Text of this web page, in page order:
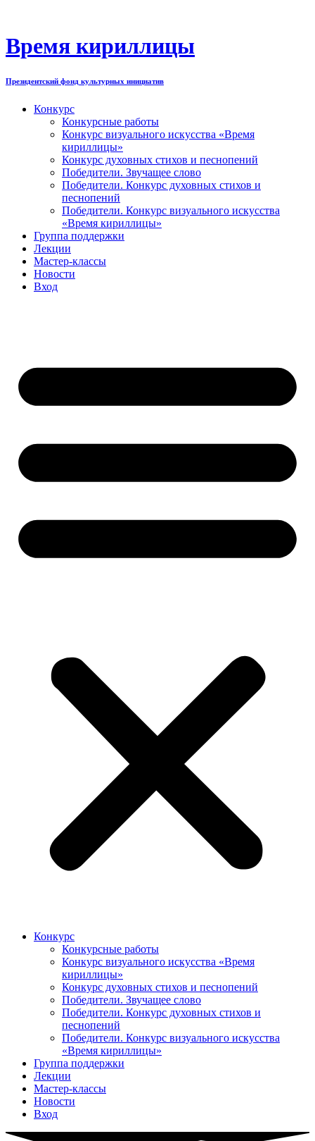
содержимому
Время кириллицы
Президентский фонд культурных инициатив
Конкурс
Конкурсные работы
Конкурс визуального искусства «Время
кириллицы»
Конкурс духовных стихов и песнопений
Победители. Звучащее слово
Победители. Конкурс духовных стихов и
песнопений
Победители. Конкурс визуального искусства
«Время кириллицы»
Группа поддержки
Лекции
Мастер-классы
Новости
Вход
Конкурс
Конкурсные работы
Конкурс визуального искусства «Время
кириллицы»
Конкурс духовных стихов и песнопений
Победители. Звучащее слово
Победители. Конкурс духовных стихов и
песнопений
Победители. Конкурс визуального искусства
«Время кириллицы»
Группа поддержки
Лекции
Мастер-классы
Новости
Вход